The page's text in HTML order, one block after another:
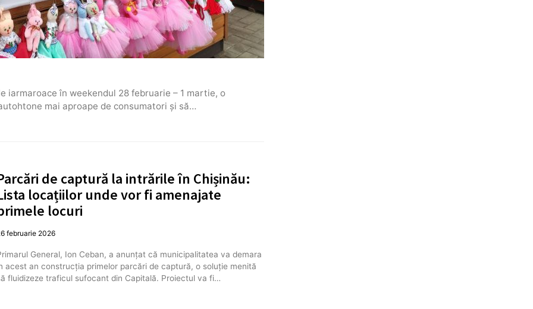
iarmaroace în weekendul 28 februarie – 1 martie, o
mai aproape de consumatori și să…
de captură la intrările în Chișinău:
locațiilor unde vor fi amenajate
locuri
februarie 2026
General, Ion Ceban, a anunțat că municipalitatea va demara
acest an construcția primelor parcări de captură, o soluție menită
fluidizeze traficul sufocant din Capitală. Proiectul va fi…